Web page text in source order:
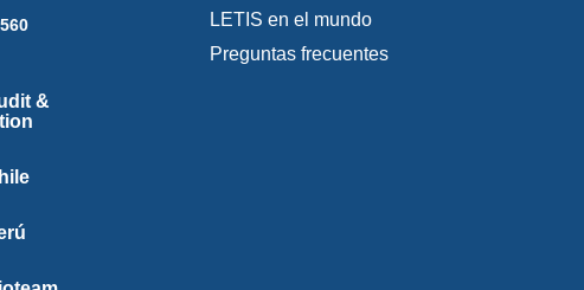
&
LETIS en el mundo
Preguntas frecuentes